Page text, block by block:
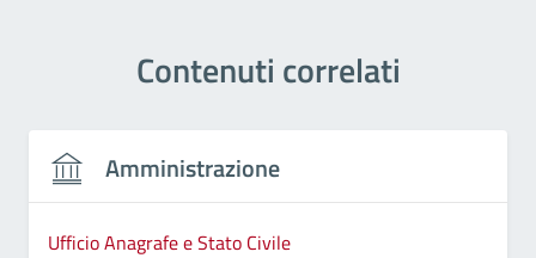
Contenuti correlati
Amministrazione
Ufficio Anagrafe e Stato Civile